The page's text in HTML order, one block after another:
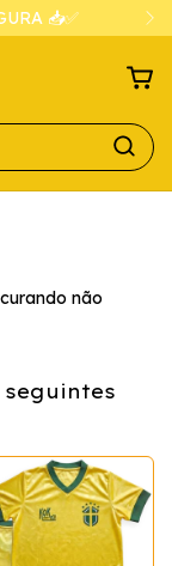
📥✅
não
seguintes